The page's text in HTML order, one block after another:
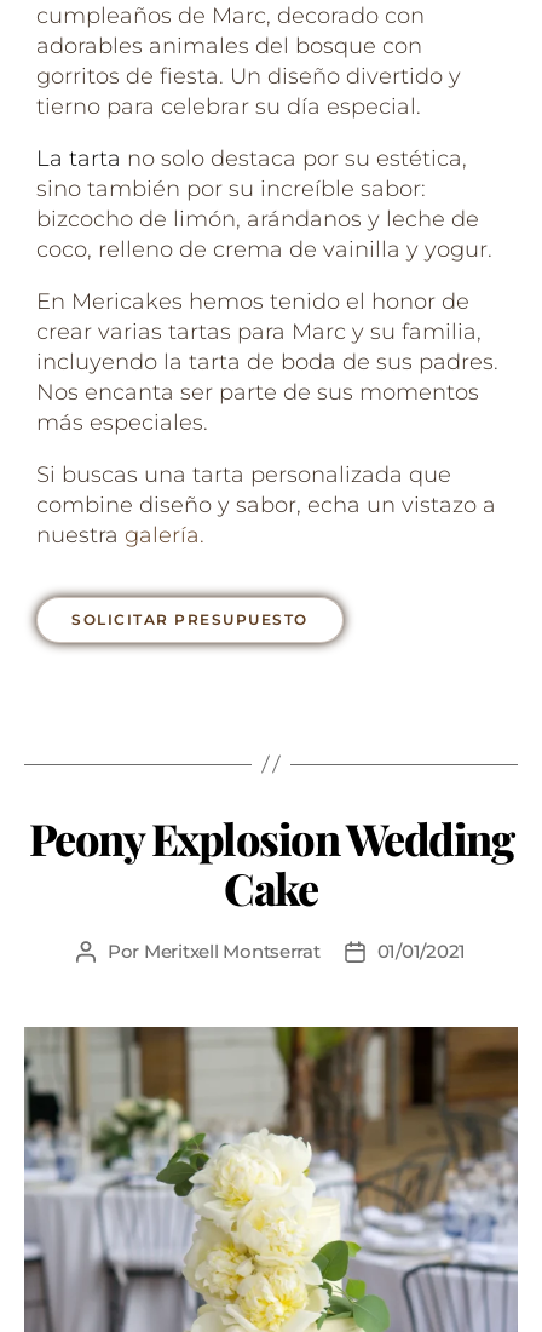
cumpleaños de Marc, decorado con
adorables animales del bosque con
gorritos de fiesta. Un diseño divertido y
tierno para celebrar su día especial.
La tarta no solo destaca por su estética,
sino también por su increíble sabor:
bizcocho de limón, arándanos y leche de
coco, relleno de crema de vainilla y yogur.
En Mericakes hemos tenido el honor de
crear varias tartas para Marc y su familia,
incluyendo la tarta de boda de sus padres.
Nos encanta ser parte de sus momentos
más especiales.
Si buscas una tarta personalizada que
combine diseño y sabor, echa un vistazo a
nuestra galería.
SOLICITAR PRESUPUESTO
Peony Explosion Wedding
Cake
Por Meritxell Montserrat 01/01/2021